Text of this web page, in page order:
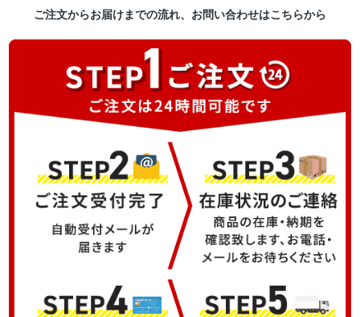
ご注文からお届けまでの流れ、お問い合わせはこちらから